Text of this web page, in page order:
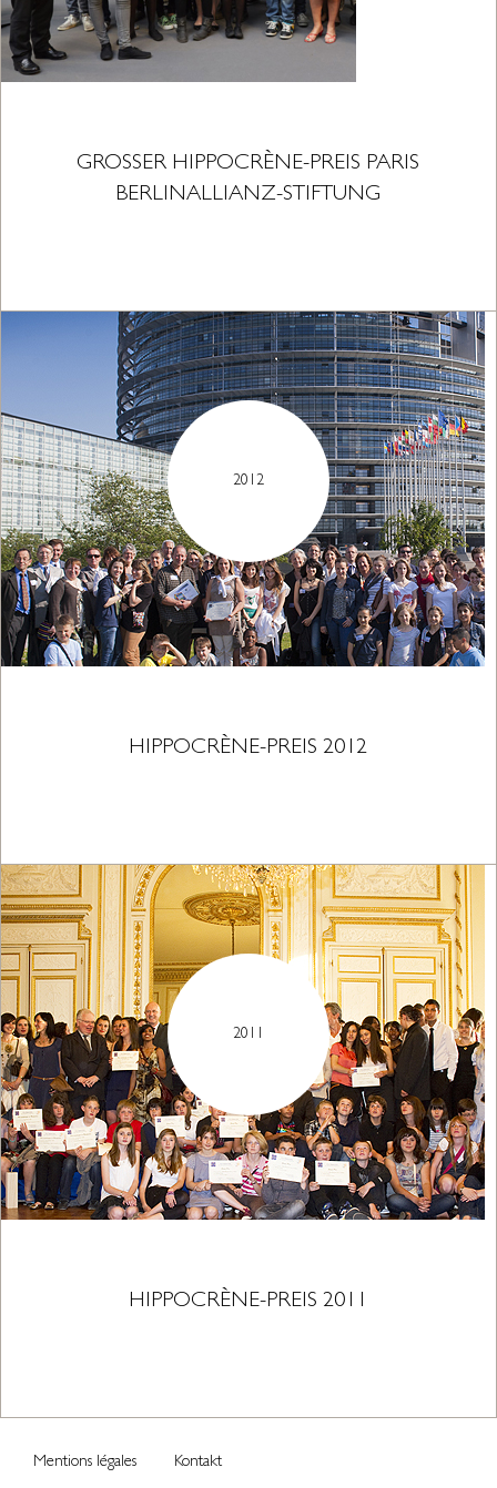
GROSSER HIPPOCRÈNE-PREIS PARIS B
ERLINALLIANZ-STIFTUNG
2012
HIPPOCRÈNE-PREIS 2012
2011
HIPPOCRÈNE-PREIS 2011
Mentions légales Kontakt